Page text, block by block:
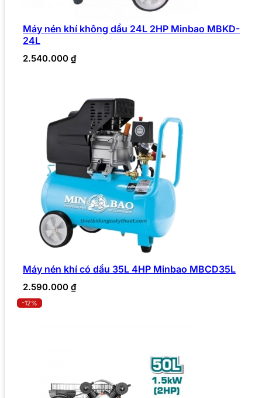
Máy nén khí không dầu 24L 2HP Minbao MBKD-
24L
2.540.000 ₫
Máy nén khí có dầu 35L 4HP Minbao MBCD35L
2.590.000 ₫
-12%